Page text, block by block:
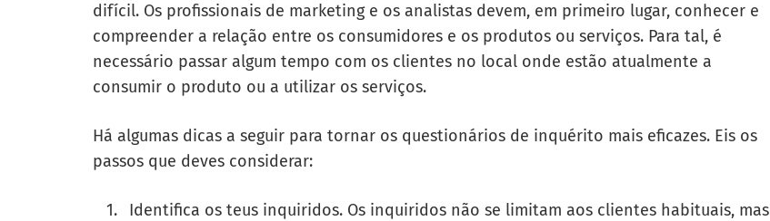
difícil. Os profissionais de marketing e os analistas devem, em primeiro lugar, conhecer e
compreender a relação entre os consumidores e os produtos ou serviços. Para tal, é
necessário passar algum tempo com os clientes no local onde estão atualmente a
consumir o produto ou a utilizar os serviços.
Há algumas dicas a seguir para tornar os questionários de inquérito mais eficazes. Eis os
passos que deves considerar:
Identifica os teus inquiridos. Os inquiridos não se limitam aos clientes habituais, mas